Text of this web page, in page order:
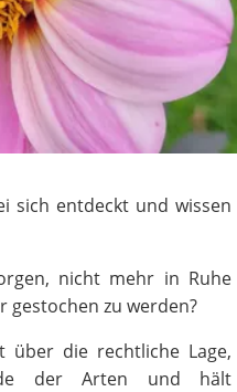
sich entdeckt und wissen
nicht mehr in Ruhe
gestochen zu werden?
die rechtliche Lage,
der Arten und hält